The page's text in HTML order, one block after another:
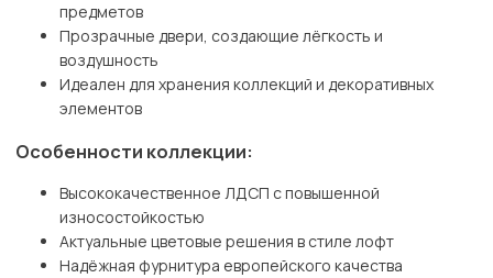
предметов
Прозрачные двери, создающие лёгкость и
воздушность
Идеален для хранения коллекций и декоративных
элементов
Особенности коллекции:
Высококачественное ЛДСП с повышенной
износостойкостью
Актуальные цветовые решения в стиле лофт
Надёжная фурнитура европейского качества